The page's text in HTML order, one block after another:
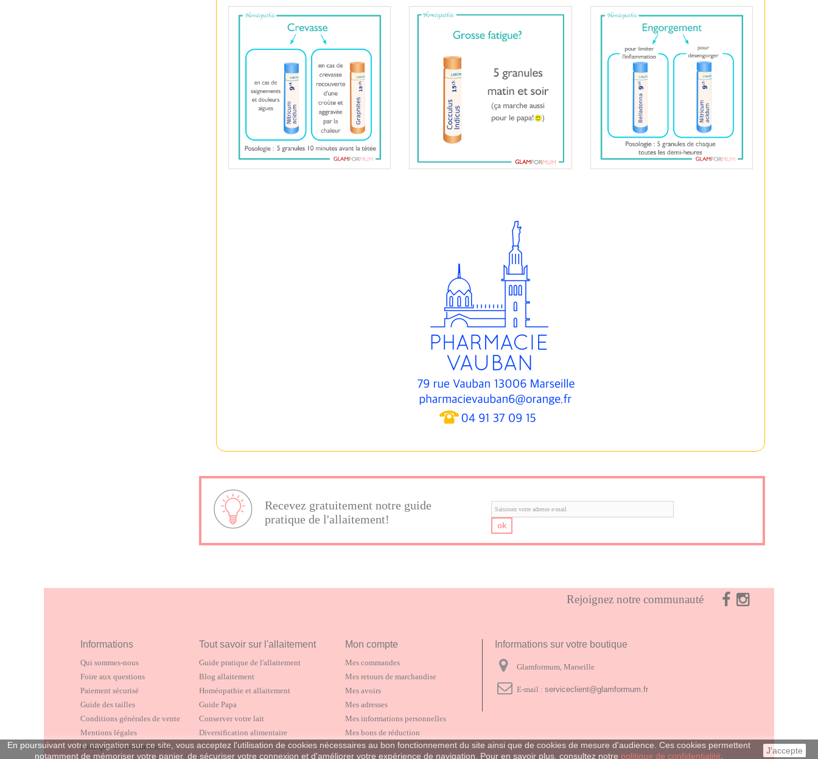
En poursuivant votre navigation sur ce site, vous acceptez l'utilisation de cookies nécessaires au bon fonctionnement du site ainsi que de cookies de mesure d'audience. Ces cookies permettent
notamment de mémoriser votre panier, de sécuriser votre connexion et d'améliorer votre expérience de navigation. Pour en savoir plus, consultez notre politique de confidentialité
J'accepte
Recevez gratuitement notre guide
pratique de l'allaitement!
ok
Rejoignez notre communauté
Informations
Qui sommes-nous
Foire aux questions
Paiement sécurisé
Guide des tailles
Conditions générales de vente
Mentions légales
Politique de confidentialité
Tout savoir sur l'allaitement
Guide pratique de l'allaitement
Blog allaitement
Homéopathie et allaitement
Guide Papa
Conserver votre lait
Diversification alimentaire
Mon compte
Mes commandes
Mes retours de marchandise
Mes avoirs
Mes adresses
Mes informations personnelles
Mes bons de réduction
Informations sur votre boutique
Glamformum, Marseille
E-mail : serviceclient@glamformum.fr